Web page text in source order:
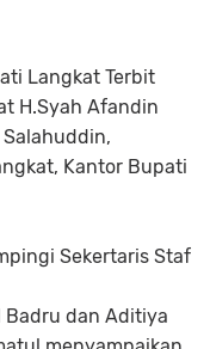
Langkat Terbit
H.Syah Afandin
Kantor Bupati
Sekertaris Staf
Badru dan Aditiya